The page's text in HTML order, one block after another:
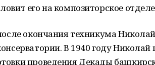
его на композиторское
окончания техникума
В 1940 году Николай
проведения Декады